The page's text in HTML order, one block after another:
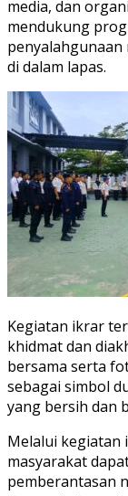
media, dan
mendukung
di dalam lapas.
Kegiatan ikrar
khidmat dan
bersama serta
sebagai simbol
yang bersih dan
Melalui kegiatan
masyarakat
pemberantasan